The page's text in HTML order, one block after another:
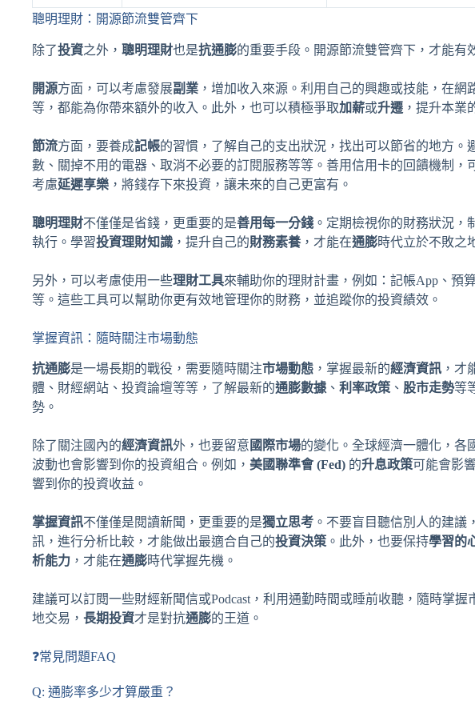
聰明理財：開源節流雙管齊下
除了投資之外， 聰明理財也是抗通膨的重要手段。開源節流雙管齊下，才能有
開源方面，可以考慮發展副業 ，增加收入來源。利用自己的興趣或技能，在
等，都能為你帶來額外的收入。此外，也可以積極爭取加薪或升遷 ，提升本業
節流方面，要養成記帳的習慣，了解自己的支出狀況，找出可以節省的地方。
數、關掉不用的電器、取消不必要的訂閱服務等等。善用信用卡的回饋機制，
考慮延遲享樂 ，將錢存下來投資，讓未來的自己更富有。
聰明理財不僅僅是省錢，更重要的是善用每一分錢 。定期檢視你的財務狀況，
執行。學習投資理財知識 ，提升自己的財務素養 ，才能在通膨時代立於不敗之
另外，可以考慮使用一些理財工具來輔助你的理財計畫，例如：記帳App、預
等。這些工具可以幫助你更有效地管理你的財務，並追蹤你的投資績效。
掌握資訊：隨時關注市場動態
抗通膨是一場長期的戰役，需要隨時關注市場動態 ，掌握最新的經濟資訊 ，才
體、財經網站、投資論壇等等，了解最新的通膨數據 、 利率政策 、 股市走勢等
勢。
除了關注國內的經濟資訊外，也要留意 國際市場的變化。全球經濟一體化，各
波動也會影響到你的投資組合。例如， 美國聯準會 (Fed) 的升息政策可能會影
響到你的投資收益。
掌握資訊不僅僅是閱讀新聞，更重要的是獨立思考 。不要盲目聽信別人的建議
訊，進行分析比較，才能做出最適合自己的投資決策 。此外，也要保持學習的
析能力 ，才能在通膨時代掌握先機。
建議可以訂閱一些財經新聞信或Podcast，利用通勤時間或睡前收聽，隨時掌
地交易， 長期投資才是對抗通膨的王道。
❓常見問題FAQ
Q: 通膨率多少才算嚴重？